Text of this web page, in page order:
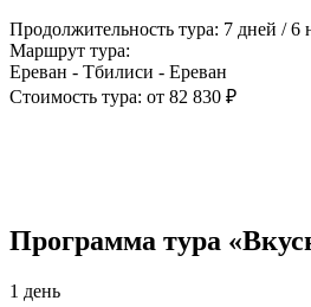
Продолжительность тура: 7 дней / 6
Маршрут тура:
Ереван - Тбилиси - Ереван
Стоимость тура: от 82 830 ₽
Программа тура
1 день